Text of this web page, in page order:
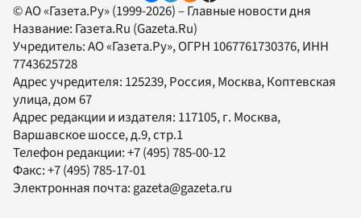
© АО «Газета.Ру» (1999-2026) – Главные новости дня
Название: Газета.Ru (Gazeta.Ru)
Учредитель:АО «Газета.Ру», ОГРН 1067761730376, ИНН
7743625728
Адрес учредителя: 125239, Россия, Москва, Коптевская
улица, дом 67
Адрес редакции и издателя: 117105, г. Москва,
Варшавское шоссе, д.9, стр.1
Телефон редакции:+7 (495) 785-00-12
Факс:+7 (495) 785-17-01
Электронная почта: gazeta@gazeta.ru